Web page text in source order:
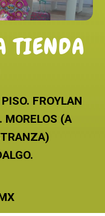
TIENDA
FROYLAN
(A